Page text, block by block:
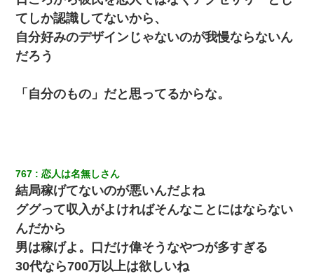
てしか認識してないから、
自分好みのデザインじゃないのが我慢ならないん
だろう
「自分のもの」だと思ってるからな。
767 恋人は名無しさん
結局稼げてないのが悪いんだよね
ググって収入がよければそんなことにはならない
んだから
男は稼げよ。口だけ偉そうなやつが多すぎる
30代なら700万以上は欲しいね